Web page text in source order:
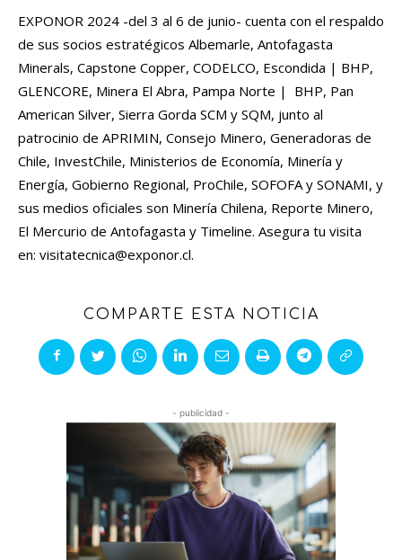
EXPONOR 2024 -del 3 al 6 de junio- cuenta con el respaldo
de sus socios estratégicos Albemarle, Antofagasta
Minerals, Capstone Copper, CODELCO, Escondida | BHP,
GLENCORE, Minera El Abra, Pampa Norte | BHP, Pan
American Silver, Sierra Gorda SCM y SQM, junto al
patrocinio de APRIMIN, Consejo Minero, Generadoras de
Chile, InvestChile, Ministerios de Economía, Minería y
Energía, Gobierno Regional, ProChile, SOFOFA y SONAMI, y
sus medios oficiales son Minería Chilena, Reporte Minero,
El Mercurio de Antofagasta y Timeline. Asegura tu visita
en: visitatecnica@exponor.cl.
COMPARTE ESTA NOTICIA
- publicidad -